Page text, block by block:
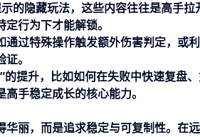
的隐藏玩法，这些内容往往是高手
行为下才能解锁。
过特殊操作触发额外伤害判定，或
。
提升，比如如何在失败中快速复盘
手稳定成长的核心能力。
丽，而是追求稳定与可复制性。在